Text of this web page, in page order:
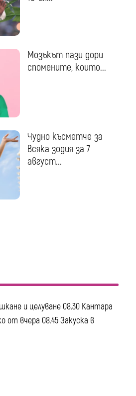
Мозъкът пази дори
спомените, които...
Чудно късметче за
всяка зодия за 7
август...
и целуване 08.30 Кантара
от вчера 08.45 Закуска в